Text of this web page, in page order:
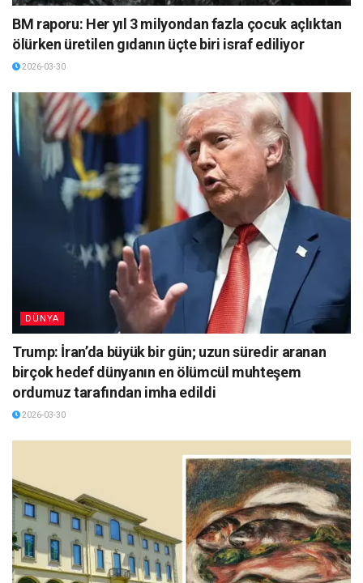
BM raporu: Her yıl 3 milyondan fazla çocuk açlıktan
ölürken üretilen gıdanın üçte biri israf ediliyor
2026-03-30
DÜNYA
Trump: İran’da büyük bir gün; uzun süredir aranan
birçok hedef dünyanın en ölümcül muhteşem
ordumuz tarafından imha edildi
2026-03-30